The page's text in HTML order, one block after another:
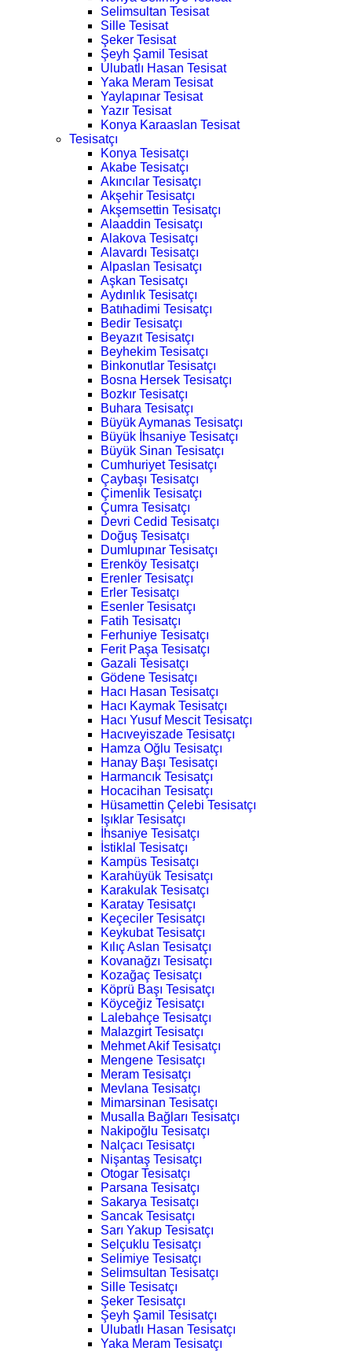
Selimsultan Tesisat
Sille Tesisat
Şeker Tesisat
Şeyh Şamil Tesisat
Ulubatlı Hasan Tesisat
Yaka Meram Tesisat
Yaylapınar Tesisat
Yazır Tesisat
Konya Karaaslan Tesisat
Tesisatçı
Konya Tesisatçı
Akabe Tesisatçı
Akıncılar Tesisatçı
Akşehir Tesisatçı
Akşemsettin Tesisatçı
Alaaddin Tesisatçı
Alakova Tesisatçı
Alavardı Tesisatçı
Alpaslan Tesisatçı
Aşkan Tesisatçı
Aydınlık Tesisatçı
Batıhadimi Tesisatçı
Bedir Tesisatçı
Beyazıt Tesisatçı
Beyhekim Tesisatçı
Binkonutlar Tesisatçı
Bosna Hersek Tesisatçı
Bozkır Tesisatçı
Buhara Tesisatçı
Büyük Aymanas Tesisatçı
Büyük İhsaniye Tesisatçı
Büyük Sinan Tesisatçı
Cumhuriyet Tesisatçı
Çaybaşı Tesisatçı
Çimenlik Tesisatçı
Çumra Tesisatçı
Devri Cedid Tesisatçı
Doğuş Tesisatçı
Dumlupınar Tesisatçı
Erenköy Tesisatçı
Erenler Tesisatçı
Erler Tesisatçı
Esenler Tesisatçı
Fatih Tesisatçı
Ferhuniye Tesisatçı
Ferit Paşa Tesisatçı
Gazali Tesisatçı
Gödene Tesisatçı
Hacı Hasan Tesisatçı
Hacı Kaymak Tesisatçı
Hacı Yusuf Mescit Tesisatçı
Hacıveyiszade Tesisatçı
Hamza Oğlu Tesisatçı
Hanay Başı Tesisatçı
Harmancık Tesisatçı
Hocacihan Tesisatçı
Hüsamettin Çelebi Tesisatçı
Işıklar Tesisatçı
İhsaniye Tesisatçı
İstiklal Tesisatçı
Kampüs Tesisatçı
Karahüyük Tesisatçı
Karakulak Tesisatçı
Karatay Tesisatçı
Keçeciler Tesisatçı
Keykubat Tesisatçı
Kılıç Aslan Tesisatçı
Kovanağzı Tesisatçı
Kozağaç Tesisatçı
Köprü Başı Tesisatçı
Köyceğiz Tesisatçı
Lalebahçe Tesisatçı
Malazgirt Tesisatçı
Mehmet Akif Tesisatçı
Mengene Tesisatçı
Meram Tesisatçı
Mevlana Tesisatçı
Mimarsinan Tesisatçı
Musalla Bağları Tesisatçı
Nakipoğlu Tesisatçı
Nalçacı Tesisatçı
Nişantaş Tesisatçı
Otogar Tesisatçı
Parsana Tesisatçı
Sakarya Tesisatçı
Sancak Tesisatçı
Sarı Yakup Tesisatçı
Selçuklu Tesisatçı
Selimiye Tesisatçı
Selimsultan Tesisatçı
Sille Tesisatçı
Şeker Tesisatçı
Şeyh Şamil Tesisatçı
Ulubatlı Hasan Tesisatçı
Yaka Meram Tesisatçı